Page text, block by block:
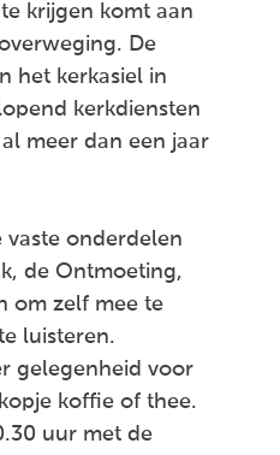
krijgen komt aan
De
het kerkasiel in
kerkdiensten
meer dan een jaar
vaste onderdelen
de Ontmoeting,
om zelf mee te
luisteren.
gelegenheid voor
koffie of thee.
uur met de